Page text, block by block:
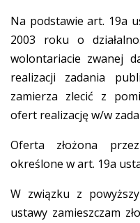
Na podstawie art. 19a
2003 roku o
wolontariacie zwanej
realizacji zadania
zamierza zlecić z
ofert realizację w/w
Oferta złożona
określone w art. 19a
W związku z
ustawy zamieszczam